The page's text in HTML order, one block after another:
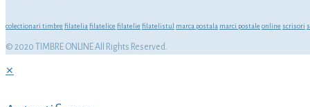
colectionari timbre filatelia filatelice filatelie filatelistul marca postala marci postale online scrisori
© 2020 TIMBRE ONLINE All Rights Reserved.
✕